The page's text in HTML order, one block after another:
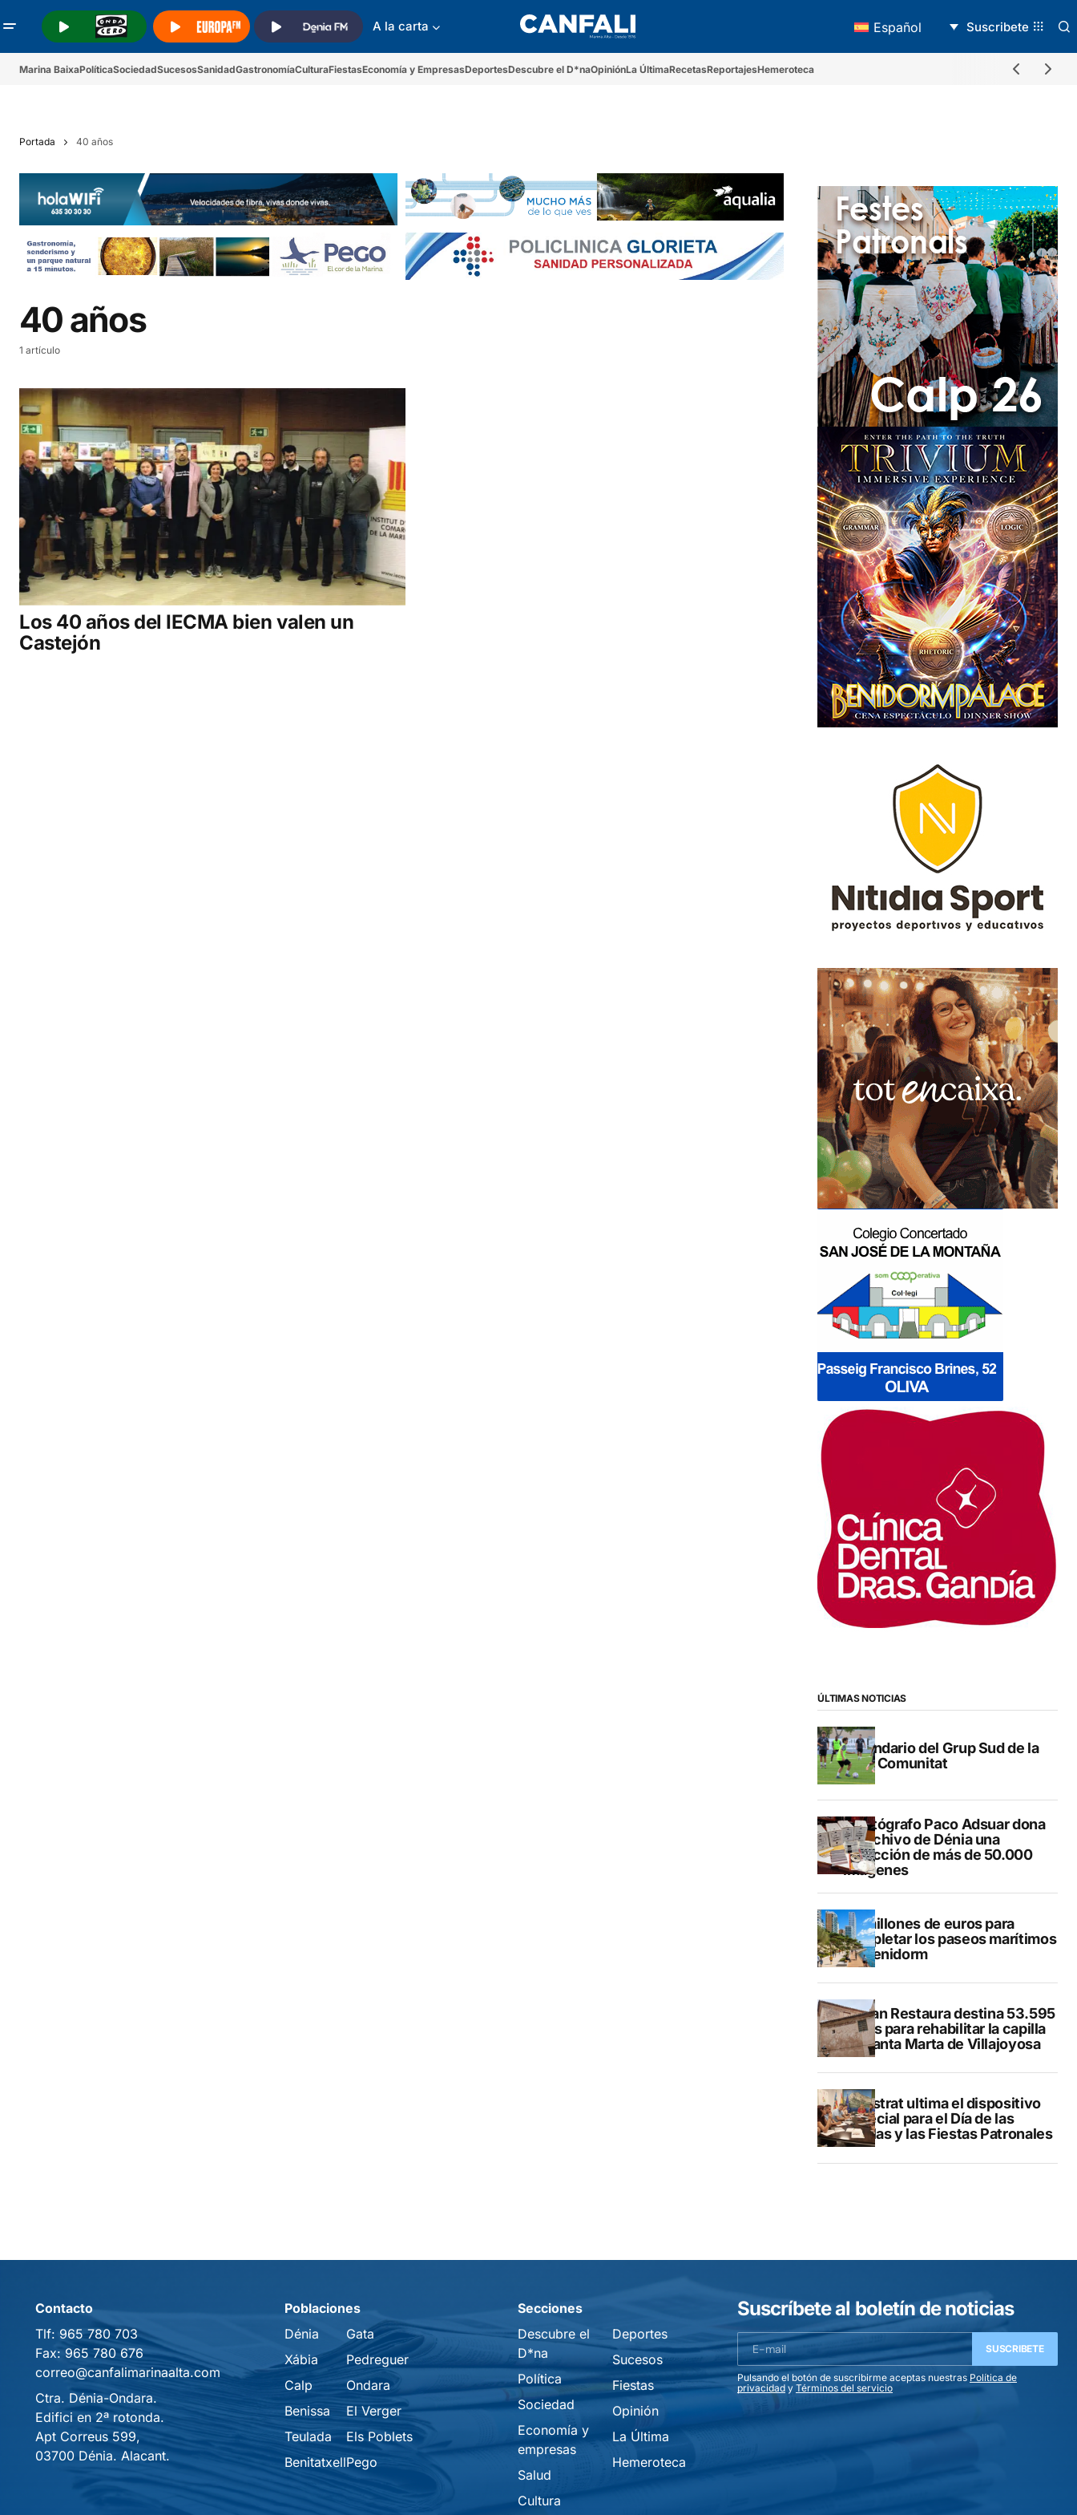
A la carta Español Suscribete
Marina BaixaPolíticaSociedadSucesosSanidadGastronomíaCulturaFiestasEconomía y EmpresasDeportesDescubre el D*naOpiniónLa ÚltimaRecetasReportajesHemeroteca
Portada 40 años
40 años
1 artículo
Los 40 años del IECMA bien valen un
Castejón
ÚLTIMAS NOTICIAS
Calendario del Grup Sud de la
Lliga Comunitat
El fotógrafo Paco Adsuar dona
al Archivo de Dénia una
colección de más de 50.000
imágenes
50 millones de euros para
completar los paseos marítimos
de Benidorm
El Plan Restaura destina 53.595
euros para rehabilitar la capilla
de Santa Marta de Villajoyosa
Finestrat ultima el dispositivo
especial para el Día de las
Paellas y las Fiestas Patronales
Contacto
Tlf: 965 780 703
Fax: 965 780 676
correo@canfalimarinaalta.com
Ctra. Dénia-Ondara.
Edifici en 2ª rotonda.
Apt Correus 599,
03700 Dénia. Alacant.
Poblaciones
Dénia
Xábia
Calp
Benissa
Teulada
Benitatxell
Gata
Pedreguer
Ondara
El Verger
Els Poblets
Pego
Secciones
Descubre el
D*na
Política
Sociedad
Economía y
empresas
Salud
Cultura
Deportes
Sucesos
Fiestas
Opinión
La Última
Hemeroteca
Suscríbete al boletín de noticias
SUSCRIBETE
Pulsando el botón de suscribirme aceptas nuestras Política de
privacidad y Términos del servicio